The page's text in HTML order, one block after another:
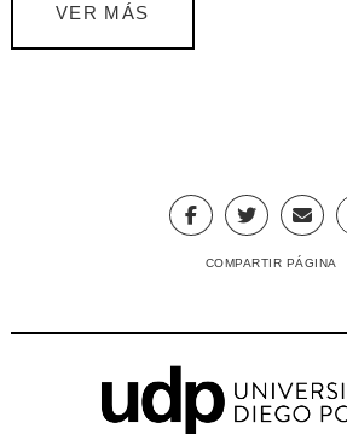
VER MÁS
COMPARTIR PÁGINA